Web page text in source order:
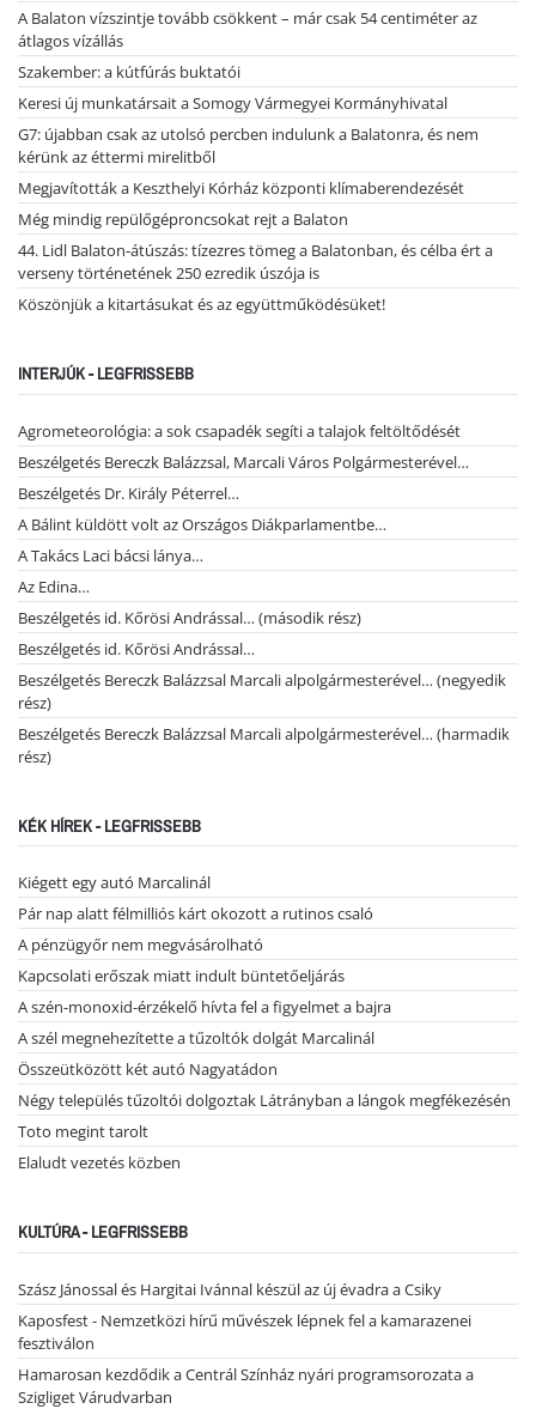
A Balaton vízszintje tovább csökkent – már csak 54 centiméter az
átlagos vízállás
Szakember: a kútfúrás buktatói
Keresi új munkatársait a Somogy Vármegyei Kormányhivatal
G7: újabban csak az utolsó percben indulunk a Balatonra, és nem
kérünk az éttermi mirelitből
Megjavították a Keszthelyi Kórház központi klímaberendezését
Még mindig repülőgéproncsokat rejt a Balaton
44. Lidl Balaton-átúszás: tízezres tömeg a Balatonban, és célba ért a
verseny történetének 250 ezredik úszója is
Köszönjük a kitartásukat és az együttműködésüket!
INTERJÚK - LEGFRISSEBB
Agrometeorológia: a sok csapadék segíti a talajok feltöltődését
Beszélgetés Bereczk Balázzsal, Marcali Város Polgármesterével…
Beszélgetés Dr. Király Péterrel…
A Bálint küldött volt az Országos Diákparlamentbe…
A Takács Laci bácsi lánya…
Az Edina…
Beszélgetés id. Kőrösi Andrással… (második rész)
Beszélgetés id. Kőrösi Andrással…
Beszélgetés Bereczk Balázzsal Marcali alpolgármesterével… (negyedik
rész)
Beszélgetés Bereczk Balázzsal Marcali alpolgármesterével… (harmadik
rész)
KÉK HÍREK - LEGFRISSEBB
Kiégett egy autó Marcalinál
Pár nap alatt félmilliós kárt okozott a rutinos csaló
A pénzügyőr nem megvásárolható
Kapcsolati erőszak miatt indult büntetőeljárás
A szén-monoxid-érzékelő hívta fel a figyelmet a bajra
A szél megnehezítette a tűzoltók dolgát Marcalinál
Összeütközött két autó Nagyatádon
Négy település tűzoltói dolgoztak Látrányban a lángok megfékezésén
Toto megint tarolt
Elaludt vezetés közben
KULTÚRA - LEGFRISSEBB
Szász Jánossal és Hargitai Ivánnal készül az új évadra a Csiky
Kaposfest - Nemzetközi hírű művészek lépnek fel a kamarazenei
fesztiválon
Hamarosan kezdődik a Centrál Színház nyári programsorozata a
Szigliget Várudvarban